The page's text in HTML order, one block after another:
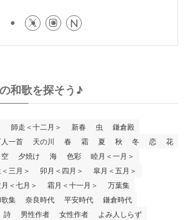
和歌を探そう♪
師走＜十二月＞ 新春 虫
鎌倉殿
一首 天の川 春 霜 夏 秋 冬 恋
花
空 夕焼け 海 色彩
睦月＜一月＞
三月＞ 卯月＜四月＞
皐月＜五月＞
＜七月＞ 霜月＜十一月＞
万葉集
集 奈良時代 平安時代
鎌倉時代
詩 男性作者 女性作者
よみ人しらず